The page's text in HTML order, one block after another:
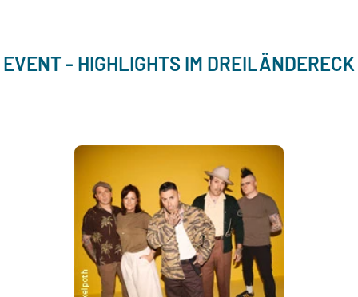
EVENT - HIGHLIGHTS IM DREILÄNDERECK